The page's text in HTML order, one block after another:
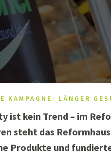
KAMPAGNE: LÄNGER
ist kein Trend – im
steht das
Produkte und